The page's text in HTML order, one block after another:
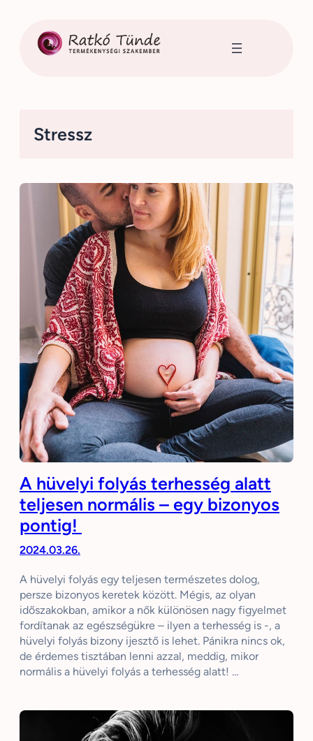
tartalomhoz
Stressz
A hüvelyi folyás terhesség alatt
teljesen normális – egy bizonyos
pontig!
2024.03.26.
A hüvelyi folyás egy teljesen természetes dolog,
persze bizonyos keretek között. Mégis, az olyan
időszakokban, amikor a nők különösen nagy figyelmet
fordítanak az egészségükre – ilyen a terhesség is -, a
hüvelyi folyás bizony ijesztő is lehet. Pánikra nincs ok,
de érdemes tisztában lenni azzal, meddig, mikor
normális a hüvelyi folyás a terhesség alatt! …